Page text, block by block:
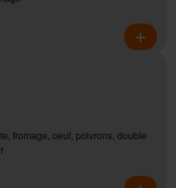
fromage, oeuf, poivrons, double